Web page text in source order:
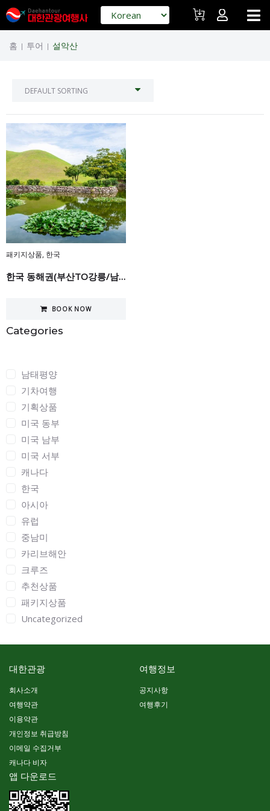
홈 | 투어 | 설악산
Categories
남태평양
기차여행
기획상품
미국 동부
미국 남부
미국 서부
캐나다
한국
아시아
유럽
중남미
카리브해안
크루즈
추천상품
패키지상품
Uncategorized
패키지상품, 한국
한국 동해권(부산TO강릉/남이섬) 투어 7일
BOOK NOW
대한관광
회사소개
여행약관
이용약관
개인정보 취급방침
이메일 수집거부
캐나다 비자
여행정보
공지사항
여행후기
앱 다운로드